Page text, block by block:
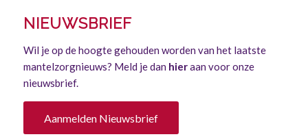
NIEUWSBRIEF
Wil je op de hoogte gehouden worden van het laatste
mantelzorgnieuws? Meld je dan hieraan voor onze
nieuwsbrief.
Aanmelden Nieuwsbrief